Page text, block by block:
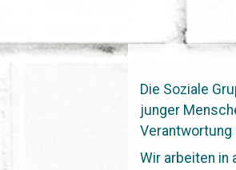
Die Soziale
junger
Verantwortung
Wir arbeiten in